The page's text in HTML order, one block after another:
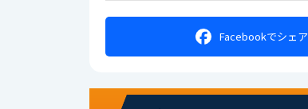
Facebookでシェア